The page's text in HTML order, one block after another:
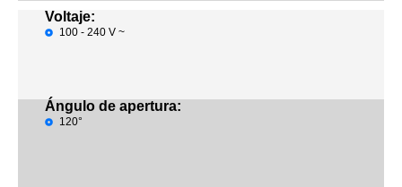
Voltaje:
100 - 240 V ~
Ángulo de apertura:
120°